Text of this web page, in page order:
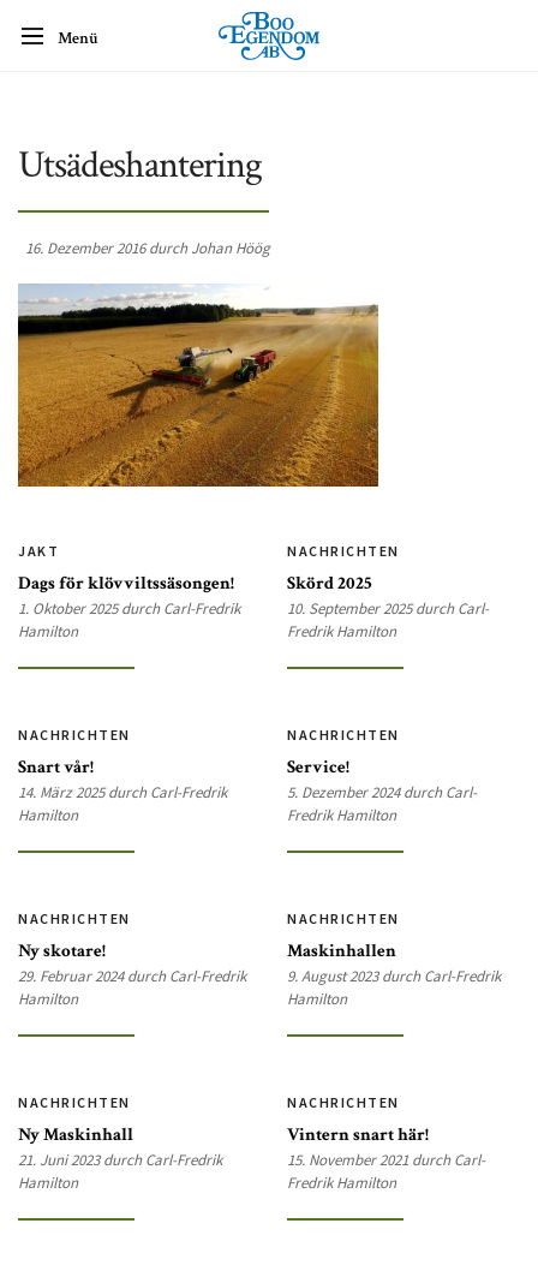
Menü
Utsädeshantering
16. Dezember 2016 durch Johan Höög
JAKT
Dags för klövviltssäsongen!
1. Oktober 2025 durch Carl-Fredrik
Hamilton
NACHRICHTEN
Skörd 2025
10. September 2025 durch Carl-
Fredrik Hamilton
NACHRICHTEN
Snart vår!
14. März 2025 durch Carl-Fredrik
Hamilton
NACHRICHTEN
Service!
5. Dezember 2024 durch Carl-
Fredrik Hamilton
NACHRICHTEN
Ny skotare!
29. Februar 2024 durch Carl-Fredrik
Hamilton
NACHRICHTEN
Maskinhallen
9. August 2023 durch Carl-Fredrik
Hamilton
NACHRICHTEN
Ny Maskinhall
21. Juni 2023 durch Carl-Fredrik
Hamilton
NACHRICHTEN
Vintern snart här!
15. November 2021 durch Carl-
Fredrik Hamilton